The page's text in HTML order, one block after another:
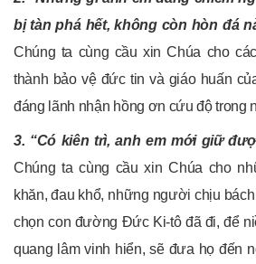
bị tàn phá hết, không còn hòn đá
Chúng ta cùng cầu xin Chúa cho
thành bảo vệ đức tin và giáo huấn
đáng lãnh nhận hồng ơn cứu độ trong
3. “Có kiên trì, anh em mới giữ
Chúng ta cùng cầu xin Chúa cho
khăn, đau khổ, những người chịu
chọn con đường Đức Ki-tô đã đi, để
quang lâm vinh hiển, sẽ đưa họ đến